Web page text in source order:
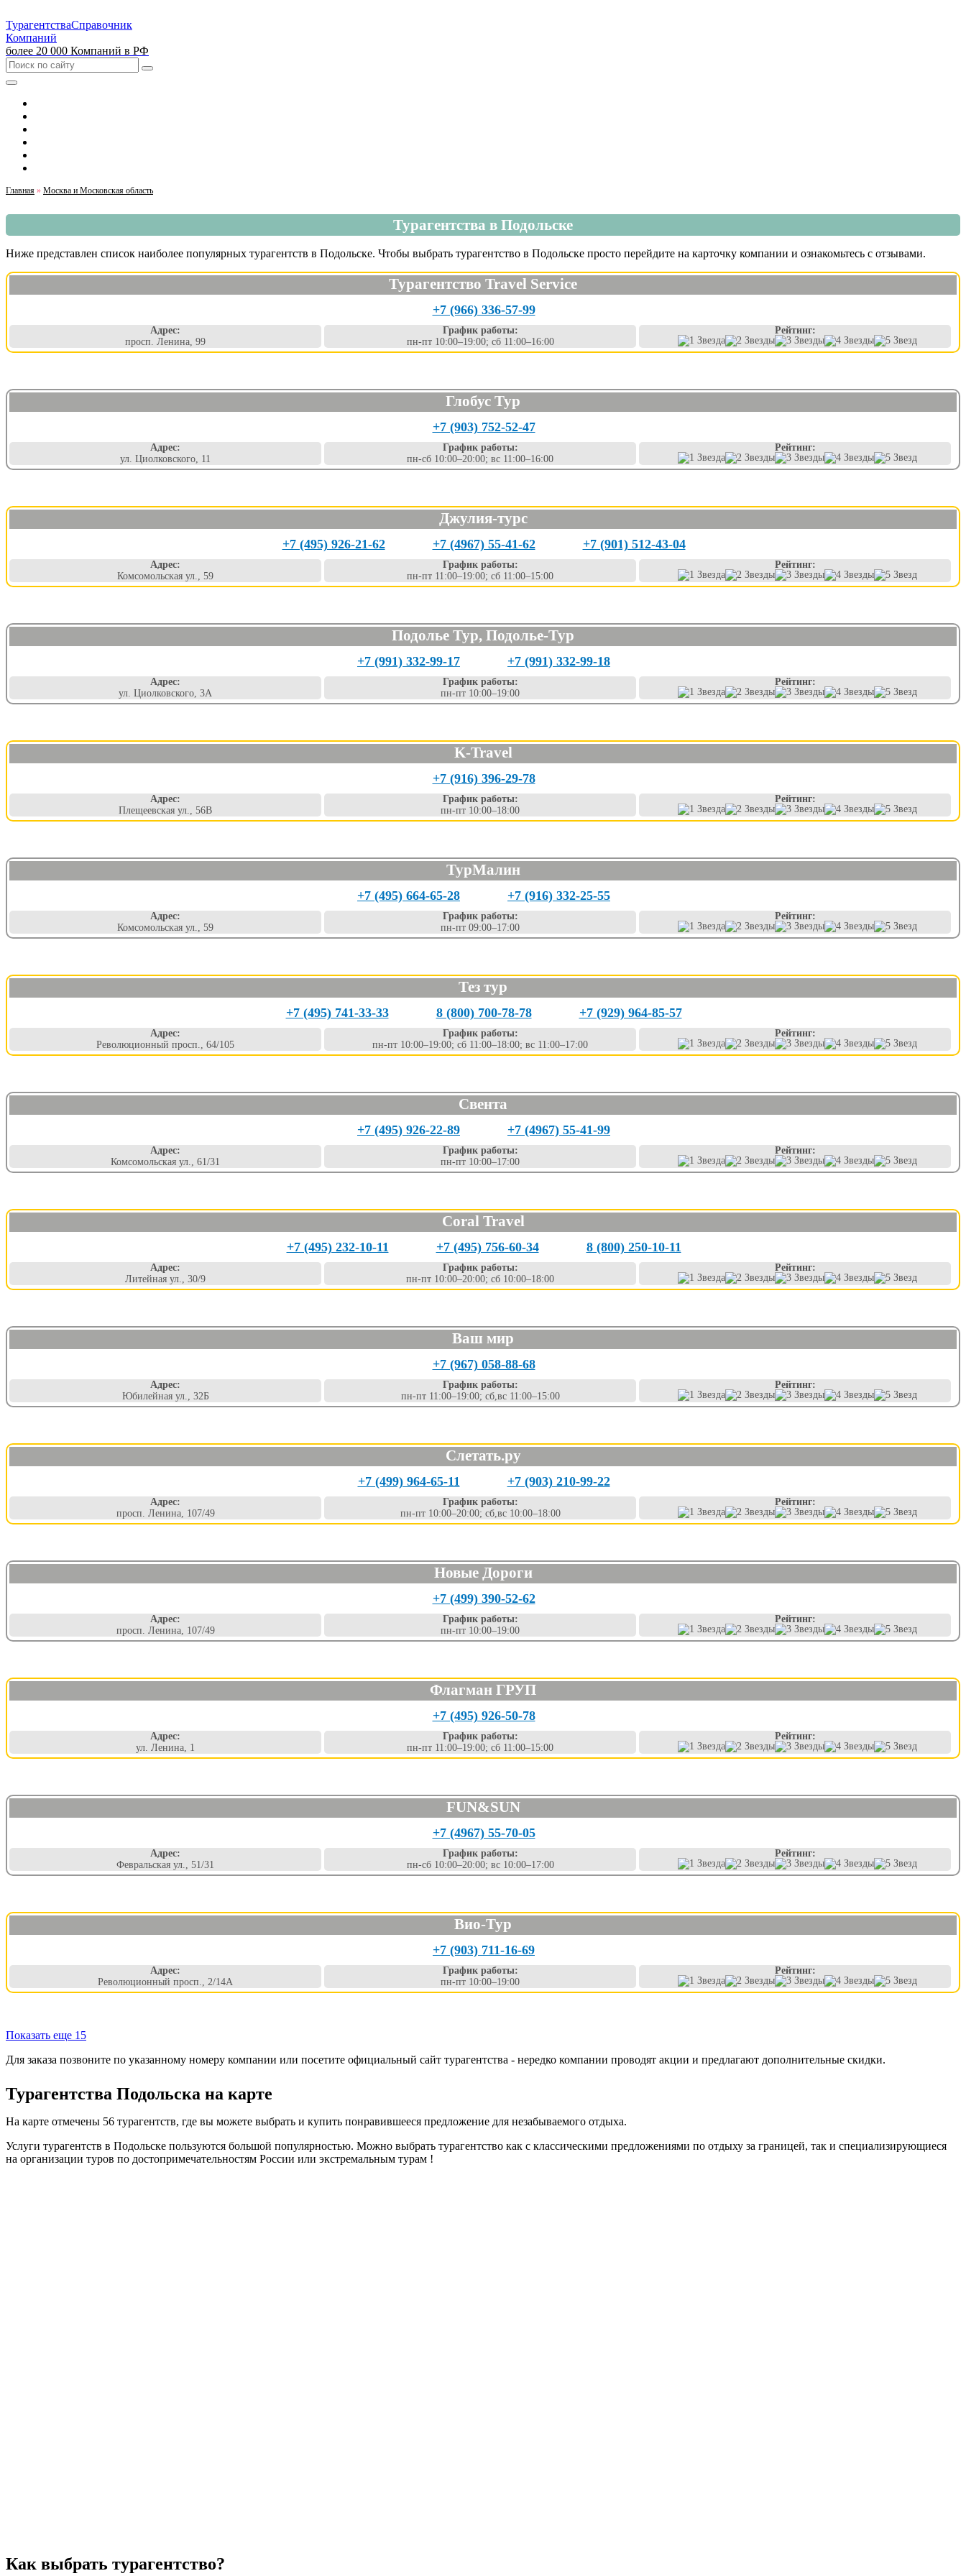
ТурагентстваСправочник
Компаний
более 20 000 Компаний в РФ
Главная » Москва и Московская область
Турагентства в Подольске
Ниже представлен список наиболее популярных турагентств в Подольске. Чтобы выбрать турагентство в Подольске просто перейдите на карточку компании и ознакомьтесь с отзывами.
Турагентство Travel Service
+7 (966) 336-57-99
Адрес:
просп. Ленина, 99
График работы:
пн-пт 10:00–19:00; сб 11:00–16:00
Рейтинг:
Глобус Тур
+7 (903) 752-52-47
Адрес:
ул. Циолковского, 11
График работы:
пн-сб 10:00–20:00; вс 11:00–16:00
Рейтинг:
Джулия-турс
+7 (495) 926-21-62 +7 (4967) 55-41-62 +7 (901) 512-43-04
Адрес:
Комсомольская ул., 59
График работы:
пн-пт 11:00–19:00; сб 11:00–15:00
Рейтинг:
Подолье Тур, Подолье-Тур
+7 (991) 332-99-17 +7 (991) 332-99-18
Адрес:
ул. Циолковского, 3А
График работы:
пн-пт 10:00–19:00
Рейтинг:
K-Travel
+7 (916) 396-29-78
Адрес:
Плещеевская ул., 56В
График работы:
пн-пт 10:00–18:00
Рейтинг:
ТурМалин
+7 (495) 664-65-28 +7 (916) 332-25-55
Адрес:
Комсомольская ул., 59
График работы:
пн-пт 09:00–17:00
Рейтинг:
Тез тур
+7 (495) 741-33-33 8 (800) 700-78-78 +7 (929) 964-85-57
Адрес:
Революционный просп., 64/105
График работы:
пн-пт 10:00–19:00; сб 11:00–18:00; вс 11:00–17:00
Рейтинг:
Свента
+7 (495) 926-22-89 +7 (4967) 55-41-99
Адрес:
Комсомольская ул., 61/31
График работы:
пн-пт 10:00–17:00
Рейтинг:
Coral Travel
+7 (495) 232-10-11 +7 (495) 756-60-34 8 (800) 250-10-11
Адрес:
Литейная ул., 30/9
График работы:
пн-пт 10:00–20:00; сб 10:00–18:00
Рейтинг:
Ваш мир
+7 (967) 058-88-68
Адрес:
Юбилейная ул., 32Б
График работы:
пн-пт 11:00–19:00; сб,вс 11:00–15:00
Рейтинг:
Слетать.ру
+7 (499) 964-65-11 +7 (903) 210-99-22
Адрес:
просп. Ленина, 107/49
График работы:
пн-пт 10:00–20:00; сб,вс 10:00–18:00
Рейтинг:
Новые Дороги
+7 (499) 390-52-62
Адрес:
просп. Ленина, 107/49
График работы:
пн-пт 10:00–19:00
Рейтинг:
Флагман ГРУП
+7 (495) 926-50-78
Адрес:
ул. Ленина, 1
График работы:
пн-пт 11:00–19:00; сб 11:00–15:00
Рейтинг:
FUN&SUN
+7 (4967) 55-70-05
Адрес:
Февральская ул., 51/31
График работы:
пн-сб 10:00–20:00; вс 10:00–17:00
Рейтинг:
Вио-Тур
+7 (903) 711-16-69
Адрес:
Революционный просп., 2/14А
График работы:
пн-пт 10:00–19:00
Рейтинг:
Показать еще 15
Для заказа позвоните по указанному номеру компании или посетите официальный сайт турагентства - нередко компании проводят акции и предлагают дополнительные скидки.
Турагентства Подольска на карте
На карте отмечены 56 турагентств, где вы можете выбрать и купить понравившееся предложение для незабываемого отдыха.
Услуги турагентств в Подольске пользуются большой популярностью. Можно выбрать турагентство как с классическими предложениями по отдыху за границей, так и специализирующиеся
на организации туров по достопримечательностям России или экстремальным турам !
Как выбрать турагентство?